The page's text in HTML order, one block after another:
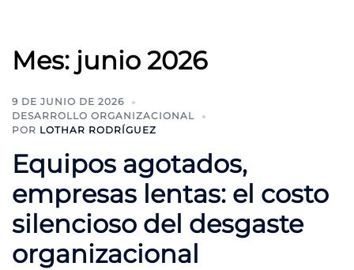
Mes: junio 2026
9 DE JUNIO DE 2026
DESARROLLO ORGANIZACIONAL
POR LOTHAR RODRÍGUEZ
Equipos agotados,
empresas lentas: el costo
silencioso del desgaste
organizacional